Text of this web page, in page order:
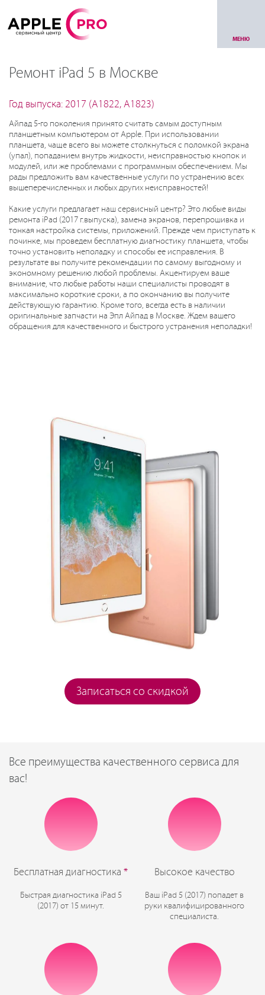
МЕНЮ
Ремонт iPad 5 в Москве
Год выпуска: 2017 (A1822, A1823)
Айпад 5-го поколения принято считать самым доступным
планшетным компьютером от Apple. При использовании
планшета, чаще всего вы можете столкнуться с поломкой экрана
(упал), попаданием внутрь жидкости, неисправностью кнопок и
модулей, или же проблемами с программным обеспечением. Мы
рады предложить вам качественные услуги по устранению всех
вышеперечисленных и любых других неисправностей!
Какие услуги предлагает наш сервисный центр? Это любые виды
ремонта iPad (2017 г.выпуска), замена экранов, перепрошивка и
тонкая настройка системы, приложений. Прежде чем приступать к
починке, мы проведем бесплатную диагностику планшета, чтобы
точно установить неполадку и способы ее исправления. В
результате вы получите рекомендации по самому выгодному и
экономному решению любой проблемы. Акцентируем ваше
внимание, что любые работы наши специалисты проводят в
максимально короткие сроки, а по окончанию вы получите
действующую гарантию. Кроме того, всегда есть в наличии
оригинальные запчасти на Эпл Айпад в Москве. Ждем вашего
обращения для качественного и быстрого устранения неполадки!
Записаться со скидкой
Все преимущества качественного сервиса для
вас!
Бесплатная диагностика *
Быстрая диагностика iPad 5
(2017) от 15 минут.
Высокое качество
Ваш iPad 5 (2017) попадет в
руки квалифицированного
специалиста.